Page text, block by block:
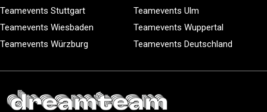
Teamevents Stuttgart
Teamevents Ulm
Teamevents Wiesbaden
Teamevents Wuppertal
Teamevents Würzburg
Teamevents Deutschland